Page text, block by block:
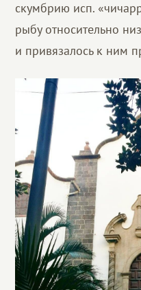
скумбрию исп.
рыбу относительно
и привязалось к ним